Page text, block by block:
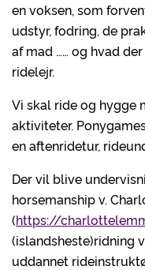
en voksen, som
udstyr, fodring, de
af mad …… og hvad
ridelejr.
Vi skal ride og hygge
aktiviteter.
en aftenridetur,
Der vil blive
horsemanship v.
(https://
(islandsheste)ridning
uddannet